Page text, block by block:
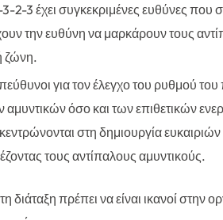
2-3 έχει συγκεκριμένες ευθύνες που
την ευθύνη να μαρκάρουν τους
ζώνη.
για τον έλεγχο του ρυθμού
όσο και των επιθετικών
στη δημιουργία
τους αντίπαλους αμυντικούς.
διάταξη πρέπει να είναι ικανοί στην